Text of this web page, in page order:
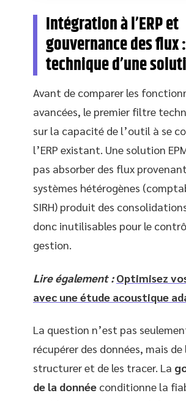
Intégration à l’ERP et
gouvernance des flux
technique d’une
Avant de comparer les
avancées, le premier filtre
sur la capacité de l’outil à se
l’ERP existant. Une solution
pas absorber des flux
systèmes hétérogènes
SIRH) produit des
donc inutilisables pour le
gestion.
Lire également : Optimisez
avec une étude acoustique
La question n’est pas
récupérer des données, mais de
structurer et de les tracer. La
de la donnée conditionne la